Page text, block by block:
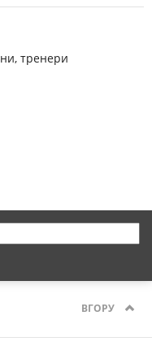
тренери
ВГОРУ